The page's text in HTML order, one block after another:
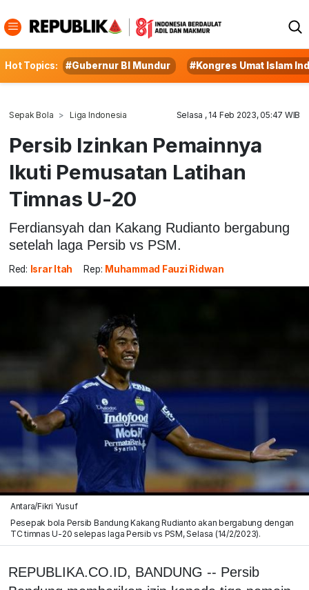
Hot Topics: #Gubernur BI Mundur #Kongres Umat Islam
Sepak Bola Liga Indonesia Selasa , 14 Feb 2023, 05:47 WIB
Persib Izinkan Pemainnya
Ikuti Pemusatan Latihan
Timnas U-20
Ferdiansyah dan Kakang Rudianto bergabung
setelah laga Persib vs PSM.
Red: Israr Itah Rep: Muhammad Fauzi Ridwan
Antara/Fikri Yusuf
Pesepak bola Persib Bandung Kakang Rudianto akan bergabung dengan
TC timnas U-20 selepas laga Persib vs PSM, Selasa (14/2/2023).
REPUBLIKA.CO.ID, BANDUNG -- Persib